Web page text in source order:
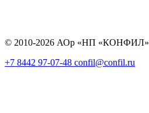
© 2010-2026 АОр «НП «КОНФИЛ»
+7 8442 97-07-48 confil@confil.ru